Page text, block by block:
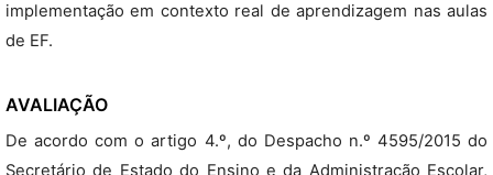
implementação em contexto real de aprendizagem nas aulas
de EF.
AVALIAÇÃO
De acordo com o artigo 4.º, do Despacho n.º 4595/2015 do
Secretário de Estado do Ensino e da Administração Escolar,